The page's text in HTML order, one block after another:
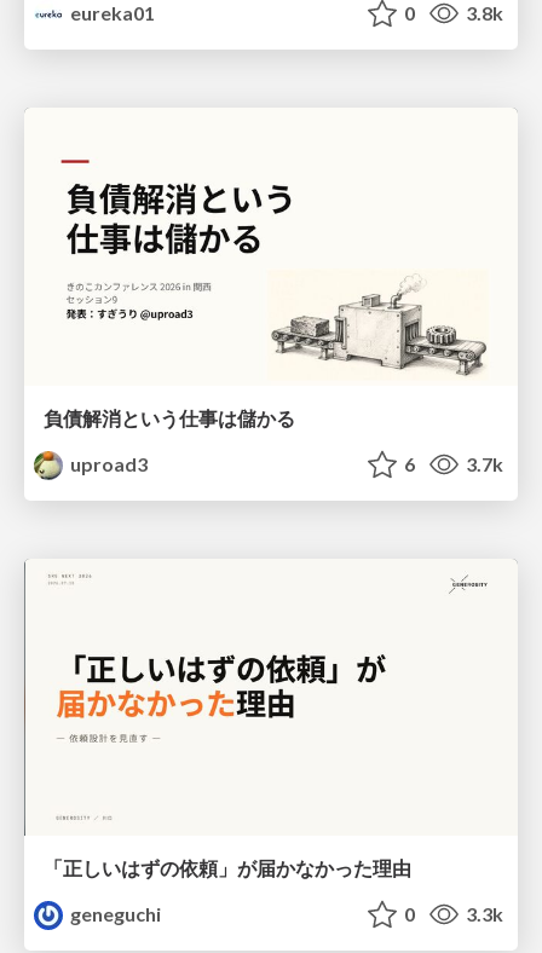
eureka01
0 3.8k
負債解消という仕事は儲かる
uproad3
6 3.7k
「正しいはずの依頼」が届かなかった理由
geneguchi
0 3.3k